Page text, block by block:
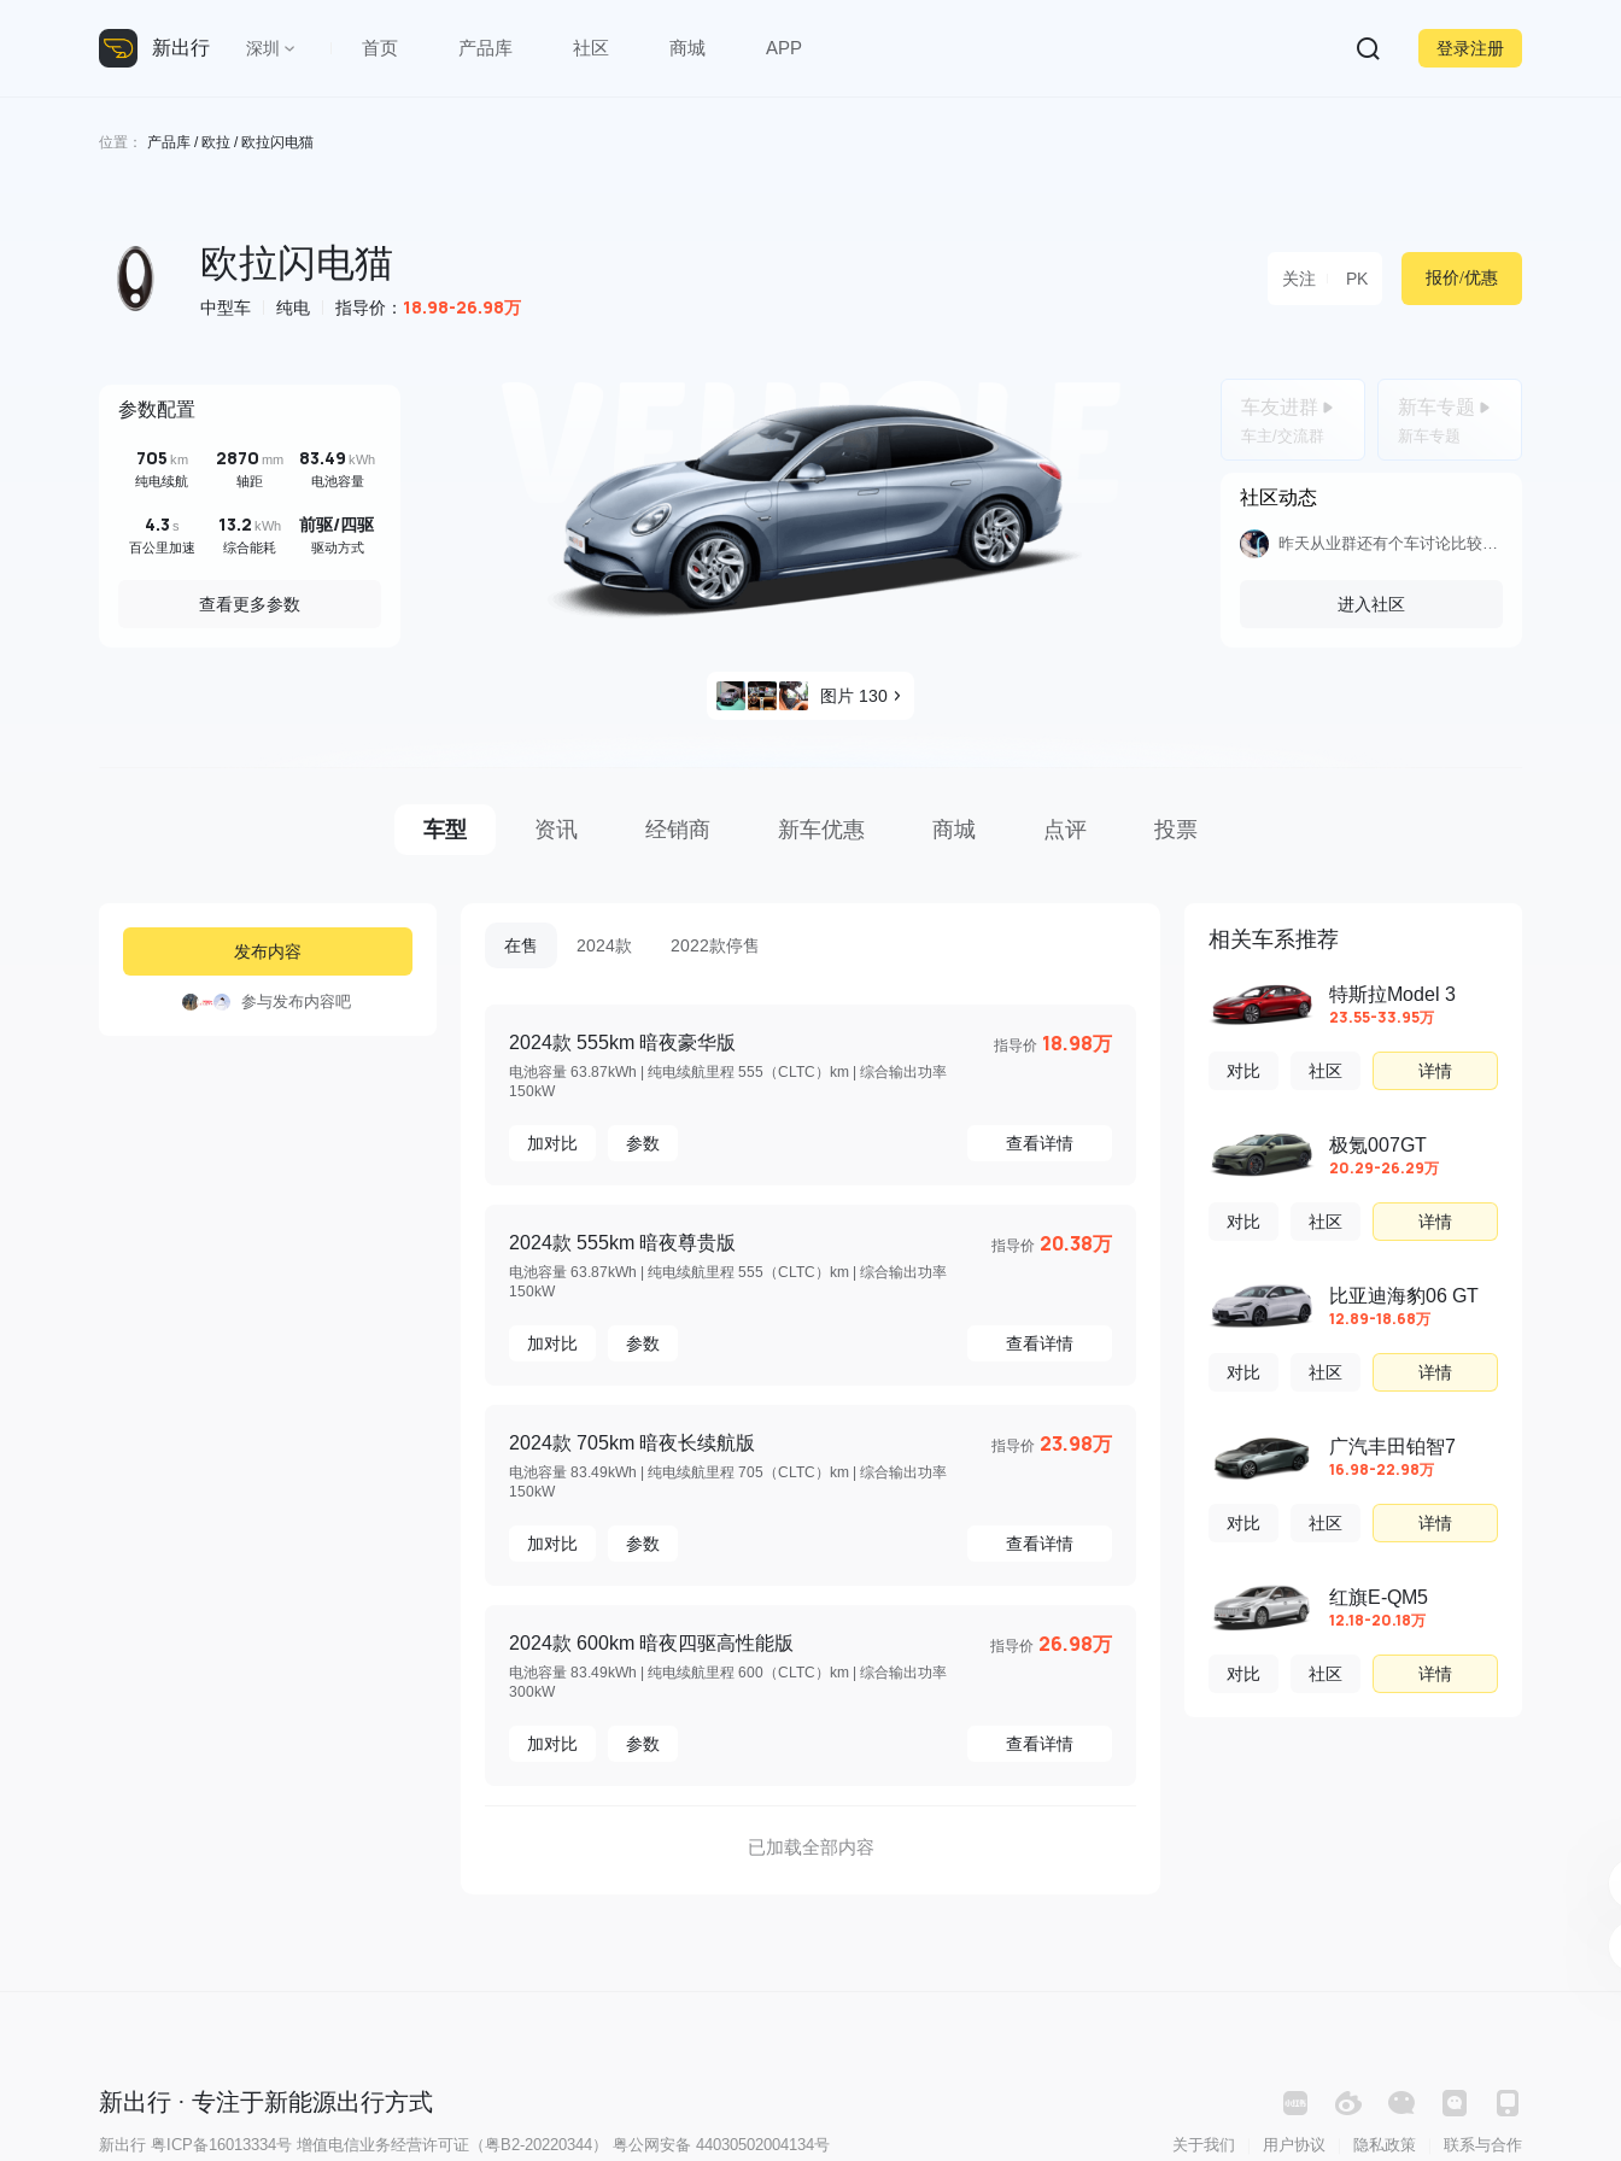
新出行 深圳 首页 产品库 社区 商城 APP 登录注册
位置： 产品库 / 欧拉 / 欧拉闪电猫
欧拉闪电猫
中型车 纯电 指导价： 18.98-26.98万
关注 PK 报价/优惠
参数配置
705 km
纯电续航
2870 mm
轴距
83.49 kWh
电池容量
4.3 s
百公里加速
13.2 kWh
综合能耗
前驱/四驱
驱动方式
查看更多参数
车友进群
车主/交流群
新车专题
新车专题
社区动态
昨天从业群还有个车讨论比较多，就是光速汽车的欧拉7
进入社区
图片 130
车型 资讯 经销商 新车优惠 商城 点评 投票
发布内容
参与发布内容吧
在售 2024款 2022款停售
2024款 555km 暗夜豪华版 指导价 18.98万
电池容量 63.87kWh | 纯电续航里程 555（CLTC）km | 综合输出功率
150kW
加对比 参数 查看详情
2024款 555km 暗夜尊贵版 指导价 20.38万
电池容量 63.87kWh | 纯电续航里程 555（CLTC）km | 综合输出功率
150kW
加对比 参数 查看详情
2024款 705km 暗夜长续航版 指导价 23.98万
电池容量 83.49kWh | 纯电续航里程 705（CLTC）km | 综合输出功率
150kW
加对比 参数 查看详情
2024款 600km 暗夜四驱高性能版 指导价 26.98万
电池容量 83.49kWh | 纯电续航里程 600（CLTC）km | 综合输出功率
300kW
加对比 参数 查看详情
已加载全部内容
相关车系推荐
特斯拉Model 3
23.55-33.95万
对比 社区 详情
极氪007GT
20.29-26.29万
对比 社区 详情
比亚迪海豹06 GT
12.89-18.68万
对比 社区 详情
广汽丰田铂智7
16.98-22.98万
对比 社区 详情
红旗E-QM5
12.18-20.18万
对比 社区 详情
新出行 · 专注于新能源出行方式
新出行 粤ICP备16013334号 增值电信业务经营许可证（粤B2-20220344） 粤公网安备 44030502004134号 关于我们 用户协议 隐私政策 联系与合作